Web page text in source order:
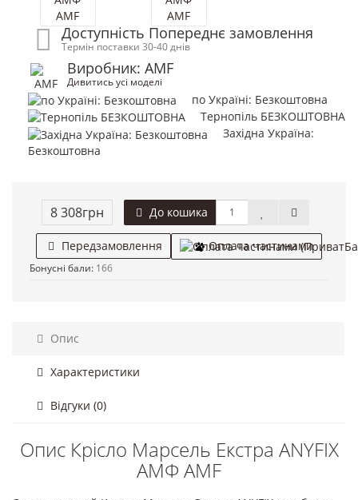
Доступність Попереднє замовлення
Термін поставки 30-40 днів
Виробник: AMF
Дивитись усі моделі
по Україні: Безкоштовна
Тернопіль БЕЗКОШТОВНА
Західна Україна:
Безкоштовна
8 308грн До кошика
Передзамовлення Оплата частинами
Бонусні бали: 166
Опис
Характеристики
Відгуки (0)
Опис Крісло Марсель Екстра ANYFIX
АМФ AMF